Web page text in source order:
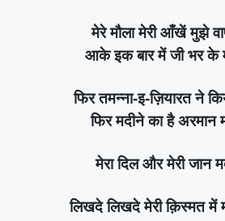
मेरे मौला मेरी आँखें मुझे
आके इक बार में जी भर के
फिर तमन्ना-इ-ज़ियारत ने
फिर मदीने का है अरमान
मेरा दिल और मेरी जान
लिखदे लिखदे मेरी क़िस्मत में